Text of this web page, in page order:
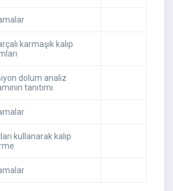
karmaşık kalıp
dolum analiz
tanıtımı
kullanarak kalıp